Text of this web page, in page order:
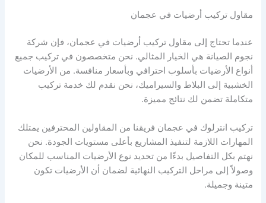
مقاول تركيب أرضيات في عجمان
عندما تحتاج إلى مقاول تركيب أرضيات في عجمان، فإن شركة
نجوم الصيانة هي الخيار المثالي. نحن متخصصون في تركيب جميع
أنواع الأرضيات بأسلوب احترافي وبأسعار منافسة. من الأرضيات
الخشبية إلى البلاط والسيراميك، نحن نقدم لك خدمة تركيب
متكاملة تضمن لك نتائج مميزة.
تركيب انترلوك في عجمان فريقنا من المقاولين المحترفين يمتلك
المهارات اللازمة لتنفيذ المشاريع بأعلى مستويات الجودة. نحن
نهتم بكل التفاصيل بدءًا من تحديد نوع الأرضيات المناسب للمكان
وصولاً إلى مراحل التركيب النهائية لضمان أن الأرضيات تكون
متينة وجميلة.